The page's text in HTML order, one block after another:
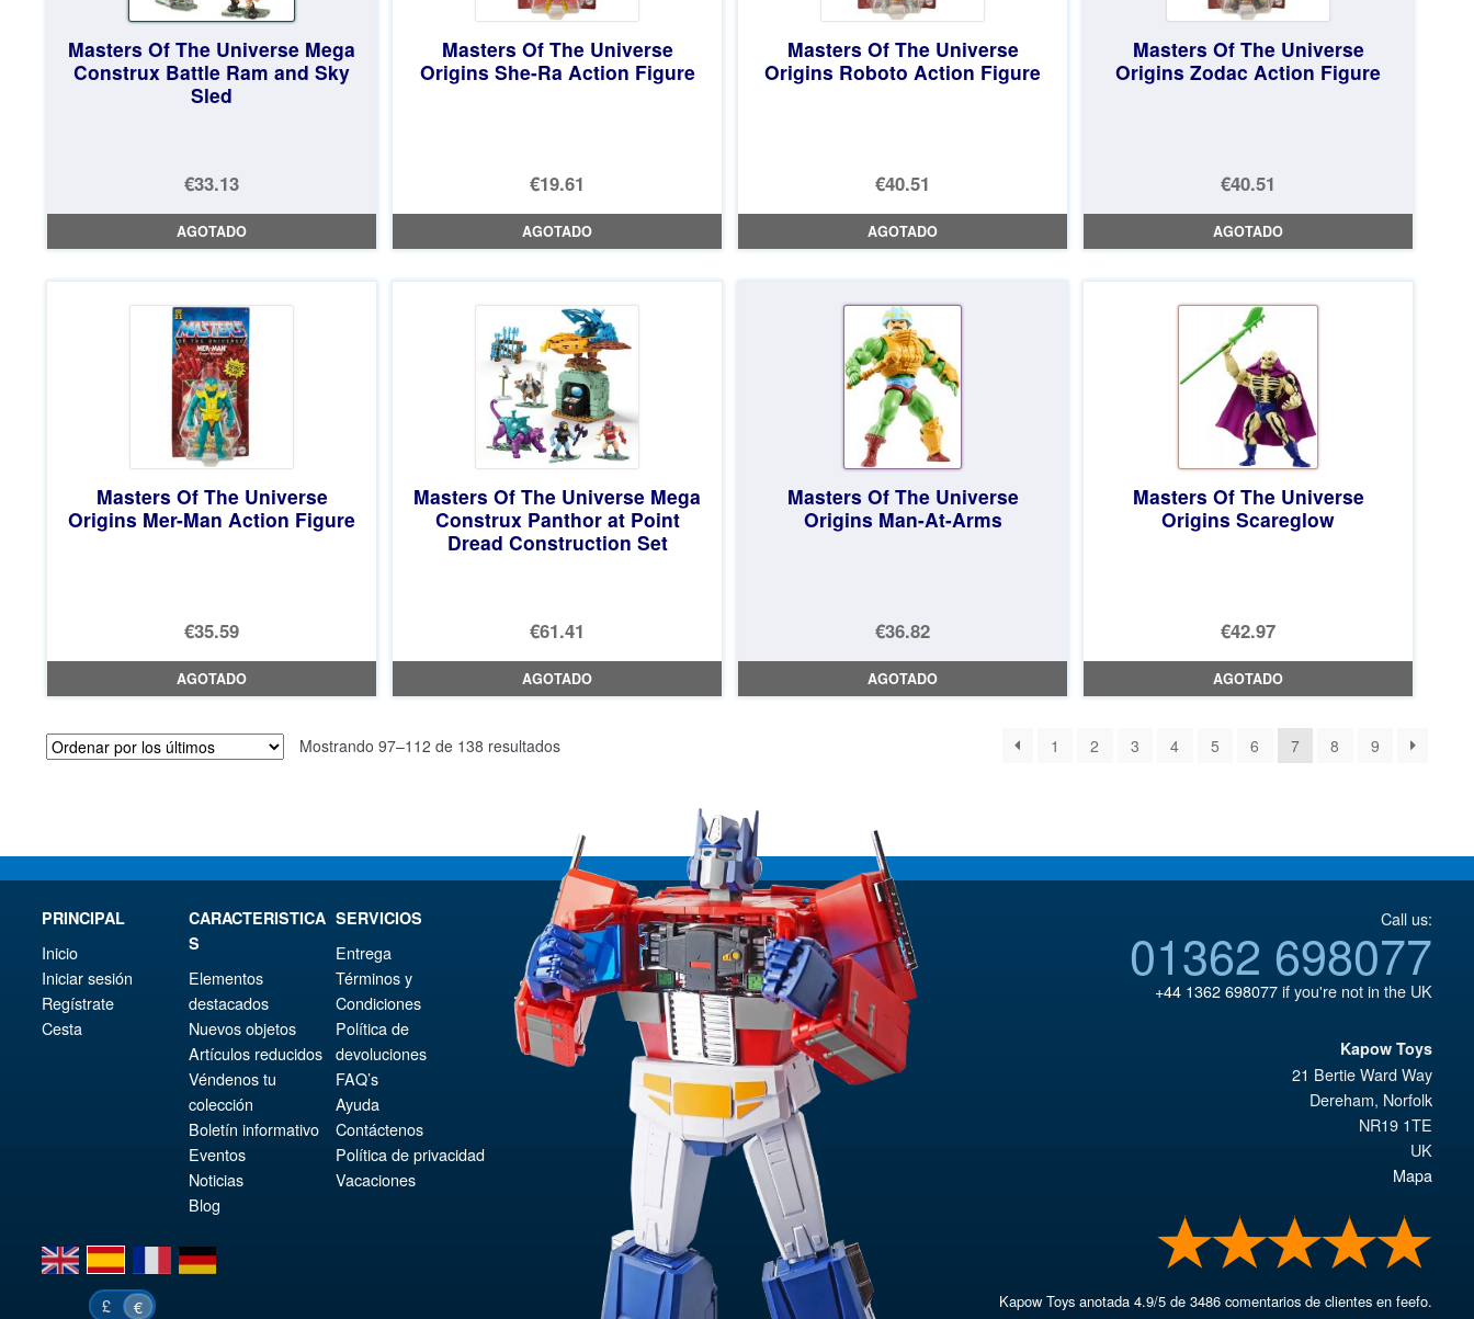
Masters Of The Universe Mega
Construx Battle Ram and Sky
Sled
€33.13
AGOTADO
Masters Of The Universe
Origins She-Ra Action Figure
€19.61
AGOTADO
Masters Of The Universe
Origins Roboto Action Figure
€40.51
AGOTADO
Masters Of The Universe
Origins Zodac Action Figure
€40.51
AGOTADO
Masters Of The Universe
Origins Mer-Man Action Figure
€35.59
AGOTADO
Masters Of The Universe Mega
Construx Panthor at Point
Dread Construction Set
€61.41
AGOTADO
Masters Of The Universe
Origins Man-At-Arms
€36.82
AGOTADO
Masters Of The Universe
Origins Scareglow
€42.97
AGOTADO
Mostrando 97–112 de 138 resultadosOrdenado
1 2 3 4 5 6 7 8 9
PRINCIPAL
Inicio
Iniciar sesión
Regístrate
Cesta
CARACTERISTICA
S
Elementos
destacados
Nuevos objetos
Artículos reducidos
Véndenos tu
colección
Boletín informativo
Eventos
Noticias
Blog
SERVICIOS
Entrega
Términos y
Condiciones
Política de
devoluciones
FAQ’s
Ayuda
Contáctenos
Política de privacidad
Vacaciones
en es fr de
£ €
Call us:
01362 698077
+44 1362 698077if you're not in the UK
Kapow Toys
21 Bertie Ward Way
Dereham, Norfolk
NR19 1TE
UK
Mapa
Kapow Toys anotada4.9/5 de3486 comentarios de clientes en feefo.